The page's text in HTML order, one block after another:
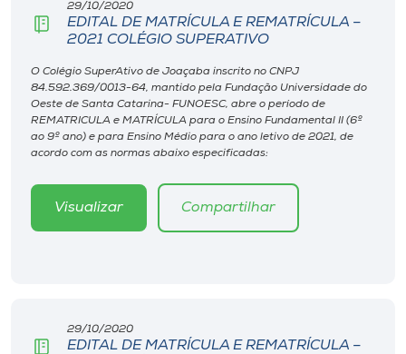
Museu
Unoesc
Store
Selecione
o idioma
29/10/2020
EDITAL DE MATRÍCULA E REMATRÍCULA –
2021 COLÉGIO SUPERATIVO
O Colégio SuperAtivo de Joaçaba inscrito no CNPJ
84.592.369/0013-64, mantido pela Fundação Universidade do
Oeste de Santa Catarina- FUNOESC, abre o período de
REMATRICULA e MATRÍCULA para o Ensino Fundamental II (6º
ao 9º ano) e para Ensino Médio para o ano letivo de 2021, de
acordo com as normas abaixo especificadas:
Visualizar Compartilhar
29/10/2020
EDITAL DE MATRÍCULA E REMATRÍCULA –